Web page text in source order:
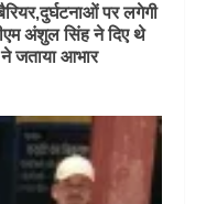
पर लगेगी
अंशुल सिंह ने दिए थे
ने जताया आभार